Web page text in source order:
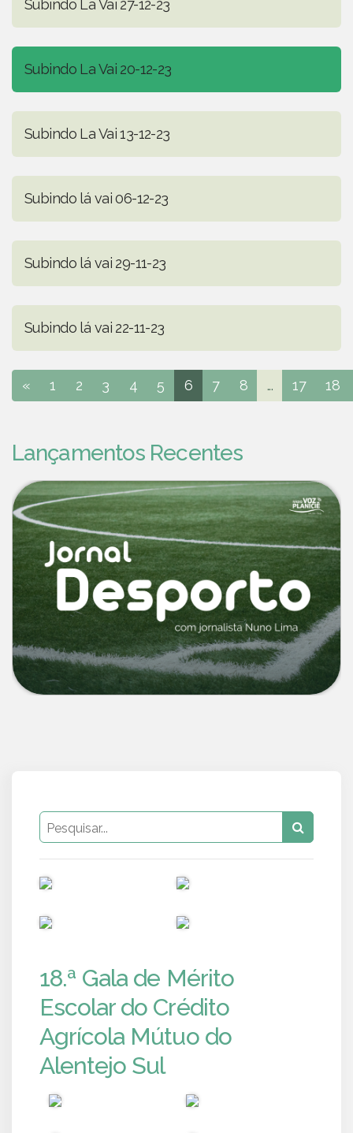
Subindo La Vai 27-12-23
Subindo La Vai 20-12-23
Subindo La Vai 13-12-23
Subindo lá vai 06-12-23
Subindo lá vai 29-11-23
Subindo lá vai 22-11-23
« 1 2 3 4 5 6 7 8 ... 17 18
Lançamentos Recentes
18.ª Gala de Mérito
Escolar do Crédito
Agrícola Mútuo do
Alentejo Sul